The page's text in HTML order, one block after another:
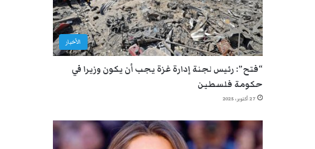
الأخبار
“فتح”: رئيس لجنة إدارة غزة يجب أن يكون وزيرا في
حكومة فلسطين
27 أكتوبر، 2025